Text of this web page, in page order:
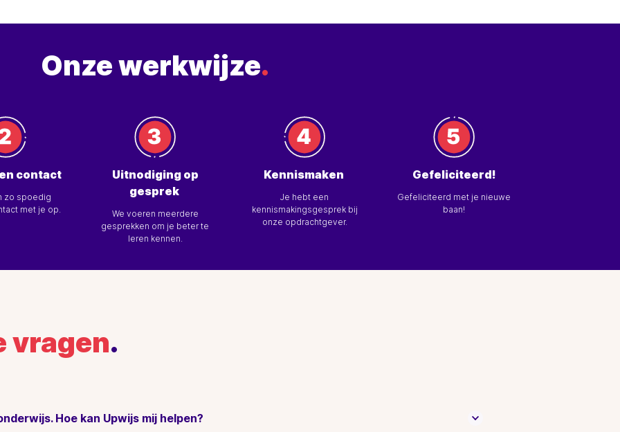
Onze werkwijze.
contact
zo spoedig
met je op.
Uitnodiging op
gesprek
We voeren meerdere
gesprekken om je beter te
leren kennen.
Kennismaken
Je hebt een
kennismakingsgesprek bij
onze opdrachtgever.
Gefeliciteerd!
Gefeliciteerd met je nieuwe
baan!
vragen.
Hoe kan Upwijs mij helpen?